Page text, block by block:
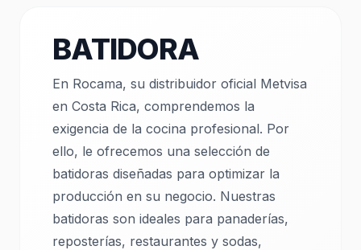
BATIDORA
En Rocama, su distribuidor oficial Metvisa
en Costa Rica, comprendemos la
exigencia de la cocina profesional. Por
ello, le ofrecemos una selección de
batidoras diseñadas para optimizar la
producción en su negocio. Nuestras
batidoras son ideales para panaderías,
reposterías, restaurantes y sodas,